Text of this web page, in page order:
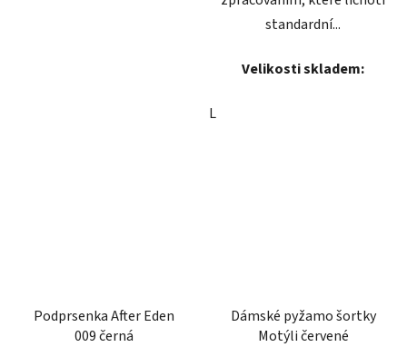
standardní...
Velikosti skladem:
L
Podprsenka After Eden
009 černá
Dámské pyžamo šortky
Motýli červené